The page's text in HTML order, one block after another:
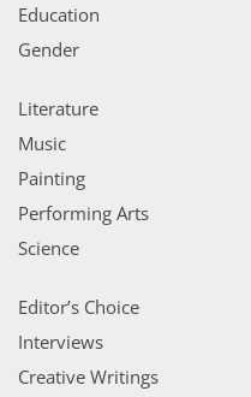
Education
Gender
Literature
Music
Painting
Performing Arts
Science
Editor’s Choice
Interviews
Creative Writings